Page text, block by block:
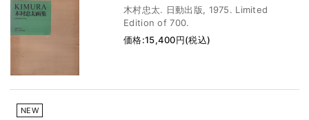
木村忠太. 日動出版, 1975. Limited
Edition of 700.
価格:15,400円(税込)
NEW